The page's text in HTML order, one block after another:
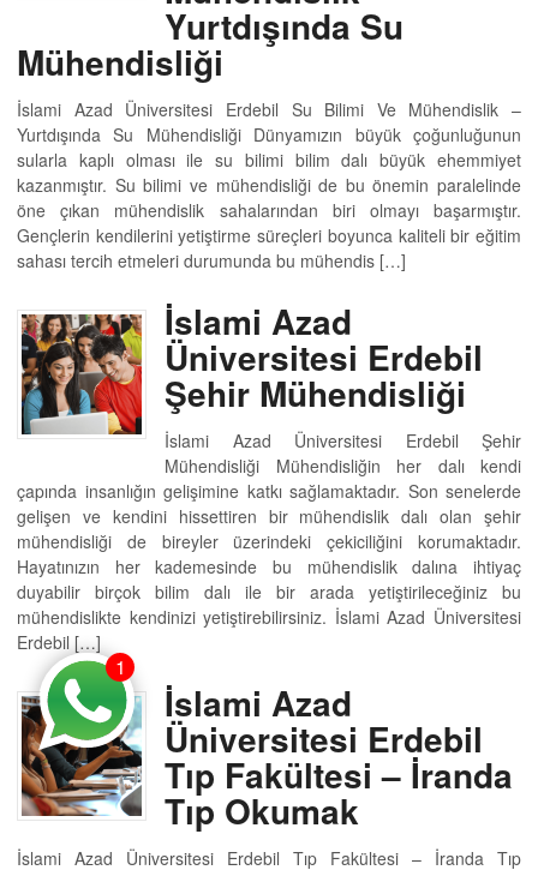
Yurtdışında Su
Mühendisliği
İslami Azad Üniversitesi Erdebil Su Bilimi Ve Mühendislik –
Yurtdışında Su Mühendisliği Dünyamızın büyük çoğunluğunun
sularla kaplı olması ile su bilimi bilim dalı büyük ehemmiyet
kazanmıştır. Su bilimi ve mühendisliği de bu önemin paralelinde
öne çıkan mühendislik sahalarından biri olmayı başarmıştır.
Gençlerin kendilerini yetiştirme süreçleri boyunca kaliteli bir eğitim
sahası tercih etmeleri durumunda bu mühendis […]
İslami Azad
Üniversitesi Erdebil
Şehir Mühendisliği
İslami Azad Üniversitesi Erdebil Şehir
Mühendisliği Mühendisliğin her dalı kendi
çapında insanlığın gelişimine katkı sağlamaktadır. Son senelerde
gelişen ve kendini hissettiren bir mühendislik dalı olan şehir
mühendisliği de bireyler üzerindeki çekiciliğini korumaktadır.
Hayatınızın her kademesinde bu mühendislik dalına ihtiyaç
duyabilir birçok bilim dalı ile bir arada yetiştirileceğiniz bu
mühendislikte kendinizi yetiştirebilirsiniz. İslami Azad Üniversitesi
Erdebil […]
İslami Azad
Üniversitesi Erdebil
Tıp Fakültesi – İranda
Tıp Okumak
İslami Azad Üniversitesi Erdebil Tıp Fakültesi – İranda Tıp
1